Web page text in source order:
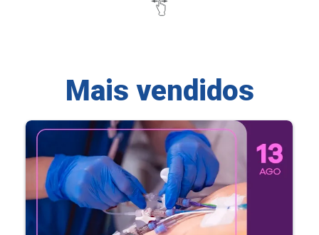
Mais vendidos